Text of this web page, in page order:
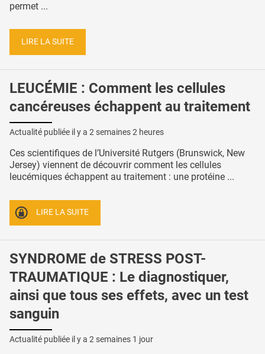
permet ...
LIRE LA SUITE
LEUCÉMIE : Comment les cellules
cancéreuses échappent au traitement
Actualité publiée il y a 2 semaines 2 heures
Ces scientifiques de l’Université Rutgers (Brunswick, New
Jersey) viennent de découvrir comment les cellules
leucémiques échappent au traitement : une protéine ...
LIRE LA SUITE
SYNDROME de STRESS POST-
TRAUMATIQUE : Le diagnostiquer,
ainsi que tous ses effets, avec un test
sanguin
Actualité publiée il y a 2 semaines 1 jour